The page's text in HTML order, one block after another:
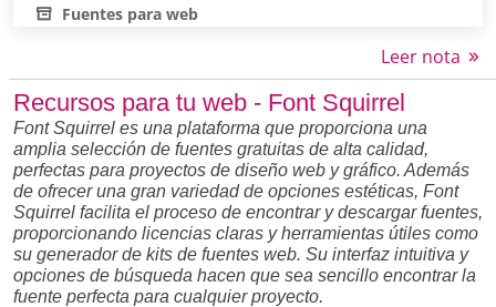
Fuentes para web
Leer nota
Recursos para tu web - Font Squirrel
Font Squirrel es una plataforma que proporciona una
amplia selección de fuentes gratuitas de alta calidad,
perfectas para proyectos de diseño web y gráfico. Además
de ofrecer una gran variedad de opciones estéticas, Font
Squirrel facilita el proceso de encontrar y descargar fuentes,
proporcionando licencias claras y herramientas útiles como
su generador de kits de fuentes web. Su interfaz intuitiva y
opciones de búsqueda hacen que sea sencillo encontrar la
fuente perfecta para cualquier proyecto.